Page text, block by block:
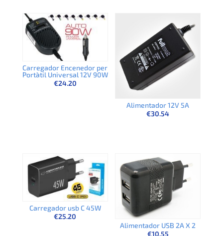
Carregador Encenedor per
Portàtil Universal 12V 90W
€24.20
Alimentador 12V 5A
€30.54
Carregador usb C 45W
€25.20
Alimentador USB 2A X 2
€10.55